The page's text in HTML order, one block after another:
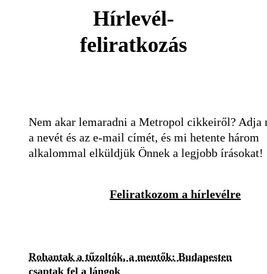
Hírlevél-
feliratkozás
Nem akar lemaradni a Metropol cikkeiről? Adja
a nevét és az e-mail címét, és mi hetente három
alkalommal elküldjük Önnek a legjobb írásokat!
Feliratkozom a hírlevélre
Rohantak a tűzoltók, a mentők: Budapesten
csaptak fel a lángok